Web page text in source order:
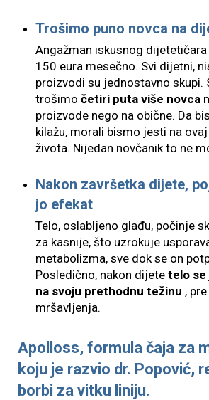
Trošimo puno novca na
Angažman iskusnog
150 eura mesečno. Svi dijetni,
proizvodi su jednostavno skupi.
trošimo četiri puta više novca
proizvode nego na obične. Da
kilažu, morali bismo jesti na
života. Nijedan novčanik to ne
Nakon završetka dijete,
jo efekat
Telo, oslabljeno glađu, počinje
za kasnije, što uzrokuje
metabolizma, sve dok se on
Posledično, nakon dijete telo se
na svoju prethodnu težinu ,
mršavljenja.
Apolloss, formula čaja za
koju je razvio dr. Popović,
borbi za vitku liniju.